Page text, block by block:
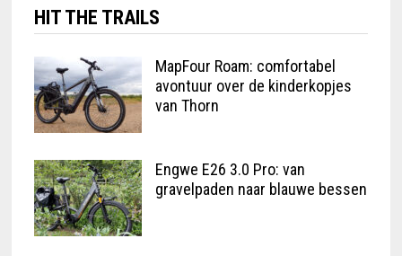
HIT THE TRAILS
MapFour Roam: comfortabel
avontuur over de kinderkopjes
van Thorn
Engwe E26 3.0 Pro: van
gravelpaden naar blauwe bessen